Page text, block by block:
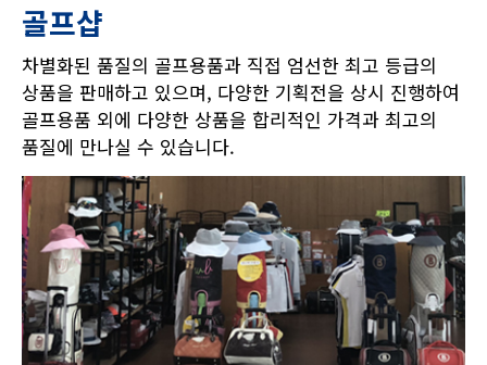
골프샵
차별화된 품질의 골프용품과 직접 엄선한 최고 등급의
상품을 판매하고 있으며, 다양한 기획전을 상시 진행하여
골프용품 외에 다양한 상품을 합리적인 가격과 최고의
품질에 만나실 수 있습니다.